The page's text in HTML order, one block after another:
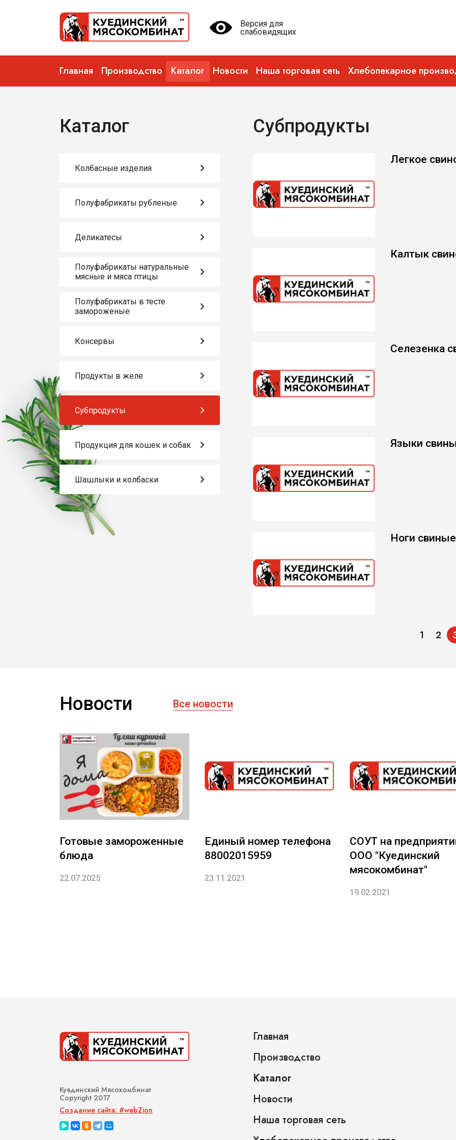
Версия для
слабовидящих
Главная Производство Каталог Новости Наша торговая сеть Хлебопекарное
Каталог
Колбасные изделия
Полуфабрикаты рубленые
Деликатесы
Полуфабрикаты натуральные
мясные и мяса птицы
Полуфабрикаты в тесте
замороженые
Консервы
Продукты в желе
Субпродукты
Продукция для кошек и собак
Шашлыки и колбаски
Субпродукты
Легкое
Калтык
Селезенка
Языки
Ноги свиные
1 2
Новости Все новости
Готовые замороженные
блюда
22.07.2025
Единый номер телефона
88002015959
23.11.2021
СОУТ на
ООО "Куединский
мясокомбинат"
19.02.2021
Куединский Мясокомбинат
Copyright 2017
Создание сайта: #webZion
Главная
Производство
Каталог
Новости
Наша торговая сеть